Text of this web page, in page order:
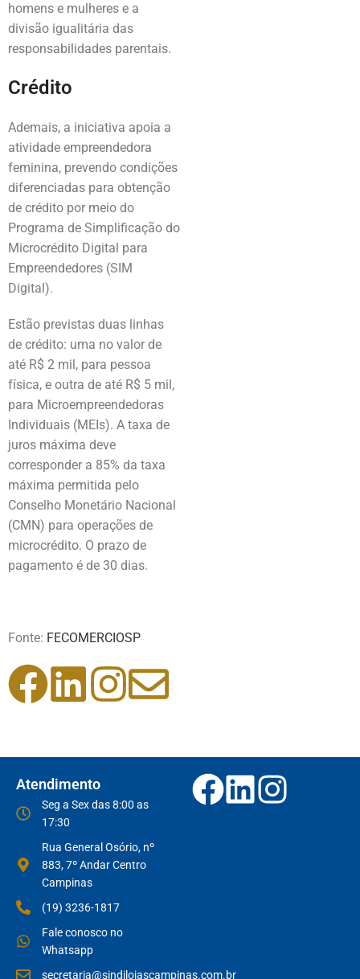
homens e mulheres e a
divisão igualitária das
responsabilidades parentais.
Crédito
Ademais, a iniciativa apoia a
atividade empreendedora
feminina, prevendo condições
diferenciadas para obtenção
de crédito por meio do
Programa de Simplificação do
Microcrédito Digital para
Empreendedores (SIM
Digital).
Estão previstas duas linhas
de crédito: uma no valor de
até R$ 2 mil, para pessoa
física, e outra de até R$ 5 mil,
para Microempreendedoras
Individuais (MEIs). A taxa de
juros máxima deve
corresponder a 85% da taxa
máxima permitida pelo
Conselho Monetário Nacional
(CMN) para operações de
microcrédito. O prazo de
pagamento é de 30 dias.
Fonte: FECOMERCIOSP
Atendimento
Seg a Sex das 8:00 as
17:30
Rua General Osório, nº
883, 7º Andar Centro
Campinas
(19) 3236-1817
Fale conosco no
Whatsapp
secretaria@sindilojascampinas.com.br